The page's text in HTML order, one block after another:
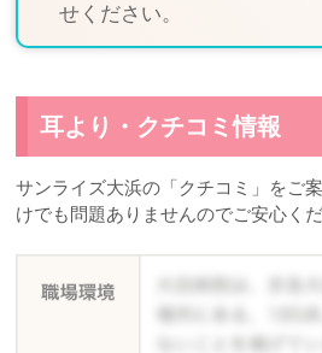
せください。
耳より・クチコミ情報
サンライズ大浜の「クチコミ」をご
けでも問題ありませんのでご安心くだ